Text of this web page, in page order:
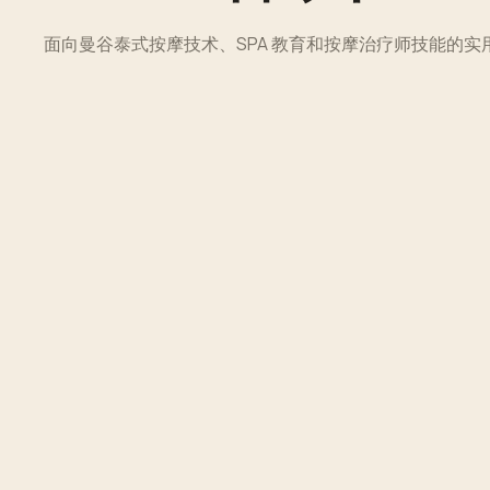
面向曼谷泰式按摩技术、SPA 教育和按摩治疗师技能的实